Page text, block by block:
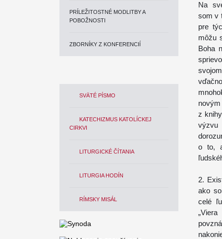
PRÍLEŽITOSTNÉ MODLITBY A
POBOŽNOSTI
ZBORNÍKY Z KONFERENCIÍ
SVÄTÉ PÍSMO
KATECHIZMUS KATOLÍCKEJ
CIRKVI
LITURGICKÉ ČÍTANIA
LITURGIA HODÍN
RÍMSKY MISÁL
Na
som v
pre
môžu
Boha
z
o to,
2.
ako
celé